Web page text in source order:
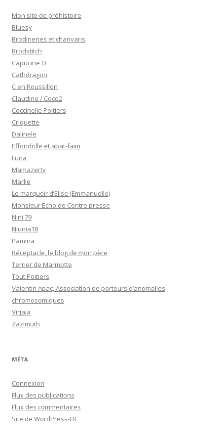
Mon site de préhistoire
Bluesy
Brodineries et charivaris
Brodstitch
Capucine O
Cathdragon
C en Roussillon
Claudine / Coco2
Coccinelle Poitiers
Criquette
Dalinele
Effondrille et abat-faim
Luna
Mamazerty
Marlie
Le marquoir d’Elise (Emmanuelle)
Monsieur Echo de Centre presse
Nini 79
Niunia18
Pamina
Réceptacle, le blog de mon père
Terrier de Marmotte
Tout Poitiers
Valentin Apac, Association de porteurs d’anomalies
chromosomiques
Virjaja
Zazimuth
MÉTA
Connexion
Flux des publications
Flux des commentaires
Site de WordPress-FR